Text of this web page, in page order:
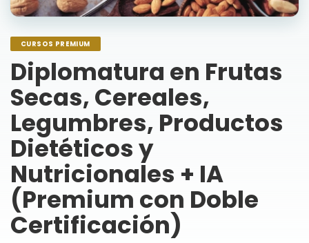
CURSOS PREMIUM
Diplomatura en Frutas
Secas, Cereales,
Legumbres, Productos
Dietéticos y
Nutricionales + IA
(Premium con Doble
Certificación)